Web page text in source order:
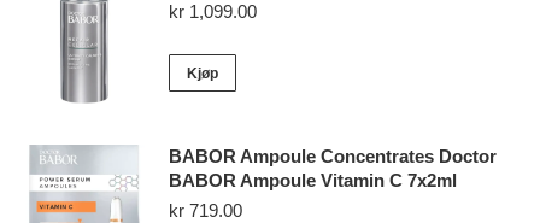
kr 1,099.00
Kjøp
BABOR Ampoule Concentrates Doctor
BABOR Ampoule Vitamin C 7x2ml
kr 719.00